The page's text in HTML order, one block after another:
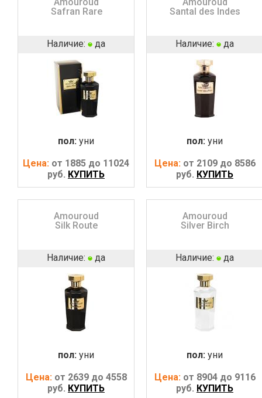
Safran Rare
Наличие: да
пол: уни
Цена: от 1885 до 11024
руб. КУПИТЬ
Santal des Indes
Наличие: да
пол: уни
Цена: от 2109 до 8586
руб. КУПИТЬ
Amouroud
Silk Route
Наличие: да
пол: уни
Цена: от 2639 до 4558
руб. КУПИТЬ
Amouroud
Silver Birch
Наличие: да
пол: уни
Цена: от 8904 до 9116
руб. КУПИТЬ